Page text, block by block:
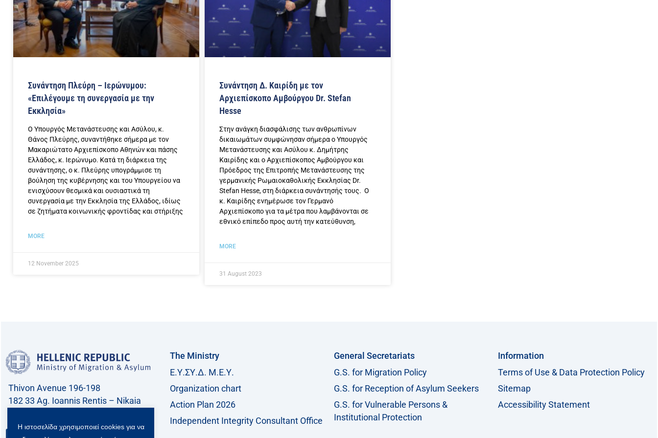
Συνάντηση Πλεύρη – Ιερώνυμου:
«Επιλέγουμε τη συνεργασία με την
Εκκλησία»
Ο Υπουργός Μετανάστευσης και Ασύλου, κ.
Θάνος Πλεύρης, συναντήθηκε σήμερα με τον
Μακαριώτατο Αρχιεπίσκοπο Αθηνών και πάσης
Ελλάδος, κ. Ιερώνυμο. Κατά τη διάρκεια της
συνάντησης, ο κ. Πλεύρης υπογράμμισε τη
βούληση της κυβέρνησης και του Υπουργείου να
ενισχύσουν θεσμικά και ουσιαστικά τη
συνεργασία με την Εκκλησία της Ελλάδος, ιδίως
σε ζητήματα κοινωνικής φροντίδας και στήριξης
MORE
12 November 2025
Συνάντηση Δ. Καιρίδη με τον
Αρχιεπίσκοπο Αμβούργου Dr. Stefan
Hesse
Στην ανάγκη διασφάλισης των ανθρωπίνων
δικαιωμάτων συμφώνησαν σήμερα ο Υπουργός
Μετανάστευσης και Ασύλου κ. Δημήτρης
Καιρίδης και ο Αρχιεπίσκοπος Αμβούργου και
Πρόεδρος της Επιτροπής Μετανάστευσης της
γερμανικής Ρωμαιοκαθολικής Εκκλησίας Dr.
Stefan Hesse, στη διάρκεια συνάντησής τους. Ο
κ. Καιρίδης ενημέρωσε τον Γερμανό
Αρχιεπίσκοπο για τα μέτρα που λαμβάνονται σε
εθνικό επίπεδο προς αυτή την κατεύθυνση,
MORE
31 August 2023
Thivon Avenue 196-198
182 33 Ag. Ioannis Rentis – Nikaia
Contact
The Ministry
Ε.Υ.ΣΥ.Δ. Μ.Ε.Υ.
Organization chart
Action Plan 2026
Independent Integrity Consultant Office
General Secretariats
G.S. for Migration Policy
G.S. for Reception of Asylum Seekers
G.S. for Vulnerable Persons &
Institutional Protection
Information
Terms of Use & Data Protection Policy
Sitemap
Accessibility Statement
Η ιστοσελίδα χρησιμοποιεί cookies για να